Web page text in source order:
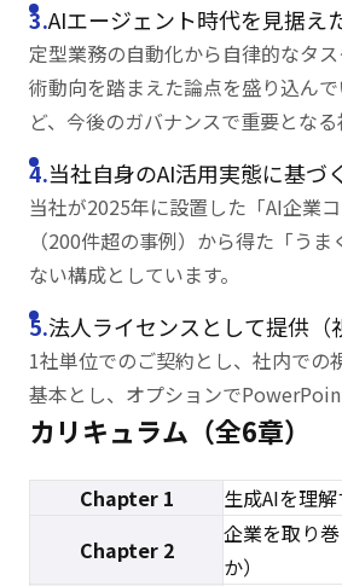
AIエージェント時代を見据え
定型業務の自動化から自律的なタ
術動向を踏まえた論点を盛り込ん
ど、今後のガバナンスで重要となる
当社自身のAI活用実態に基づ
当社が2025年に設置した「AI企業
（200件超の事例）から得た「う
ない構成としています。
法人ライセンスとして提供
1社単位でのご契約とし、社内での
基本とし、オプションで
カリキュラム（全6章）
Chapter 1
生成AIを理
Chapter 2
企業を取り
か）